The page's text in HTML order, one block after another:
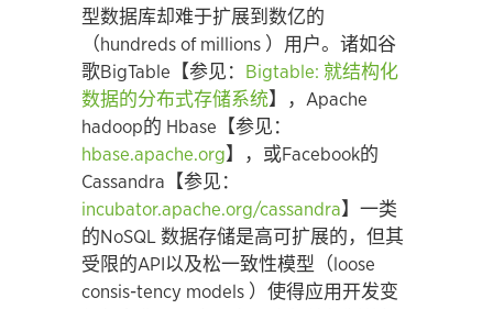
型数据库却难于扩展到数亿的
（hundreds of millions ）用户。诸如谷
歌BigTable【参见：
Bigtable: 就结构化
数据的分布式存储系统】，Apache
hadoop的 Hbase【参见：
hbase.apache.org】，或Facebook的
Cassandra【参见：
incubator.apache.org/cassandra】一类
的NoSQL 数据存储是高可扩展的，但其
受限的API以及松一致性模型（loose
consis-tency models ）使得应用开发变